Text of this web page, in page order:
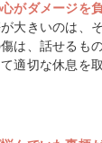
がダメージを
大きいのは、
は、話せるも
適切な休息を